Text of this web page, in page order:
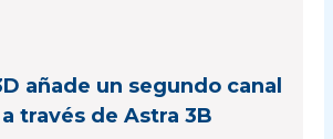
añade un segundo canal
través de Astra 3B